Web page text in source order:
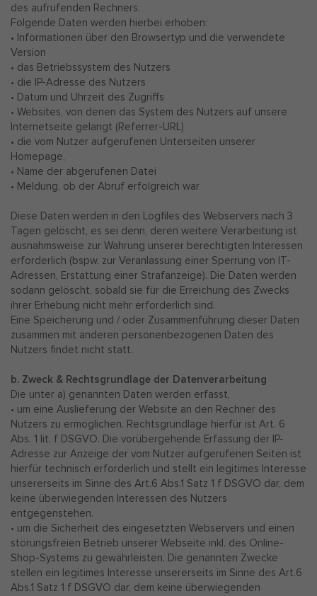
des aufrufenden Rechners.
Folgende Daten werden hierbei erhoben:
• Informationen über den Browsertyp und die verwendete
Version
• das Betriebssystem des Nutzers
• die IP-Adresse des Nutzers
• Datum und Uhrzeit des Zugriffs
• Websites, von denen das System des Nutzers auf unsere
Internetseite gelangt (Referrer-URL)
• die vom Nutzer aufgerufenen Unterseiten unserer
Homepage,
• Name der abgerufenen Datei
• Meldung, ob der Abruf erfolgreich war
Diese Daten werden in den Logfiles des Webservers nach 3
Tagen gelöscht, es sei denn, deren weitere Verarbeitung ist
ausnahmsweise zur Wahrung unserer berechtigten Interessen
erforderlich (bspw. zur Veranlassung einer Sperrung von IT-
Adressen, Erstattung einer Strafanzeige). Die Daten werden
sodann gelöscht, sobald sie für die Erreichung des Zwecks
ihrer Erhebung nicht mehr erforderlich sind.
Eine Speicherung und / oder Zusammenführung dieser Daten
zusammen mit anderen personenbezogenen Daten des
Nutzers findet nicht statt.
b. Zweck & Rechtsgrundlage der Datenverarbeitung
Die unter a) genannten Daten werden erfasst,
• um eine Auslieferung der Website an den Rechner des
Nutzers zu ermöglichen. Rechtsgrundlage hierfür ist Art. 6
Abs. 1 lit. f DSGVO. Die vorübergehende Erfassung der IP-
Adresse zur Anzeige der vom Nutzer aufgerufenen Seiten ist
hierfür technisch erforderlich und stellt ein legitimes Interesse
unsererseits im Sinne des Art.6 Abs.1 Satz 1 f DSGVO dar, dem
keine überwiegenden Interessen des Nutzers
entgegenstehen.
• um die Sicherheit des eingesetzten Webservers und einen
störungsfreien Betrieb unserer Webseite inkl. des Online-
Shop-Systems zu gewährleisten. Die genannten Zwecke
stellen ein legitimes Interesse unsererseits im Sinne des Art.6
Abs.1 Satz 1 f DSGVO dar, dem keine überwiegenden